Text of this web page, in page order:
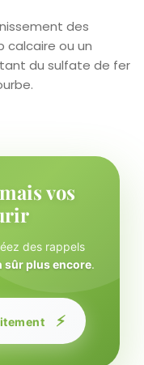
des
calcaire ou un
du sulfate de fer
vos
des rappels
sûr plus encore.
⚡